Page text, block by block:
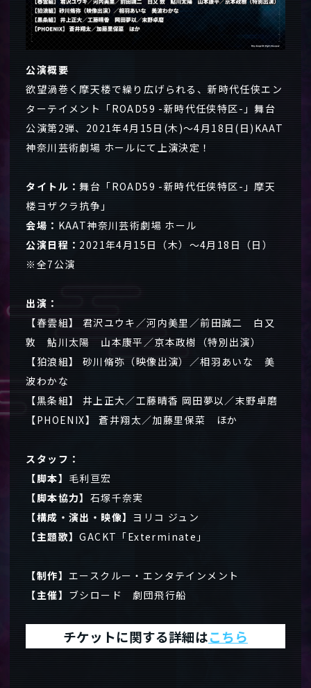
公演概要
欲望渦巻く摩天楼で繰り広げられる、新時代任侠エン
ターテイメント「ROAD59 -新時代任侠特区-」舞台
公演第2弾、2021年4月15日(木)～4月18日(日)KAAT
神奈川芸術劇場 ホールにて上演決定！
タイトル：舞台「ROAD59 -新時代任侠特区-」摩天
楼ヨザクラ抗争」
会場： KAAT神奈川芸術劇場 ホール
公演日程： 2021年4月15日（木）～4月18日（日）
※全7公演
出演：
【春雲組】 君沢ユウキ／河内美里／前田誠二 白又
敦 鮎川太陽 山本康平／京本政樹（特別出演）
【狛浪組】 砂川脩弥（映像出演）／相羽あいな 美
波わかな
【黒条組】 井上正大／工藤晴香 岡田夢以／末野卓磨
【PHOENIX】 蒼井翔太／加藤里保菜 ほか
スタッフ：
【脚本】 毛利亘宏
【脚本協力】 石塚千奈実
【構成・演出・映像】 ヨリコ ジュン
【主題歌】GACKT「Exterminate」
【制作】 エースクルー・エンタテインメント
【主催】 ブシロード 劇団飛行船
チケットに関する詳細はこちら